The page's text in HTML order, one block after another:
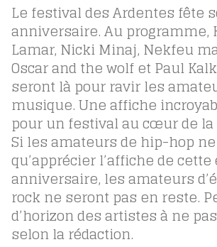
Le festival des Ardentes fête
anniversaire. Au programme,
Lamar, Nicki Minaj, Nekfeu
Oscar and the wolf et Paul
seront là pour ravir les
musique. Une affiche
pour un festival au cœur de la
Si les amateurs de hip-hop
qu’apprécier l’affiche de
anniversaire, les amateurs
rock ne seront pas en reste.
d’horizon des artistes à ne
selon la rédaction.